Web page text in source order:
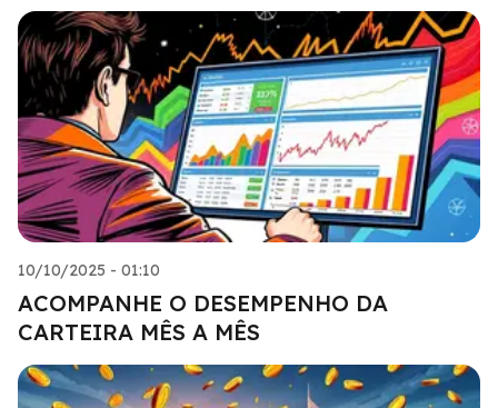
10/10/2025 - 01:10
ACOMPANHE O DESEMPENHO DA
CARTEIRA MÊS A MÊS